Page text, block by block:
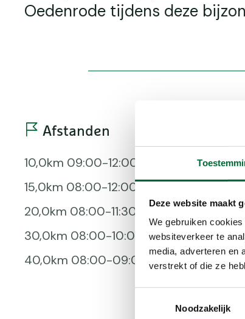
Deze website maakt
We gebruiken
websiteverkeer te
media, adverteren en
verstrekt of die ze
Noodzakelijk
Oedenrode tijdens deze
Afstanden
10,0km 09:00-12:00 uur
15,0km 08:00-12:00 uur
20,0km 08:00-11:30 uur
30,0km 08:00-10:00 uur
40,0km 08:00-09:00 uur